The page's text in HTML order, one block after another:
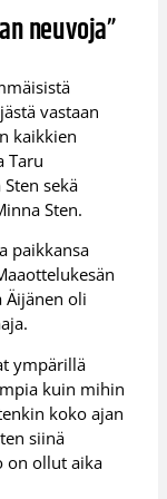
neuvoja”
vastaan
kaikkien
Taru
sekä
Sten.
paikkansa
Äijänen oli
ympärillä
kuin mihin
koko ajan
siinä
on ollut aika